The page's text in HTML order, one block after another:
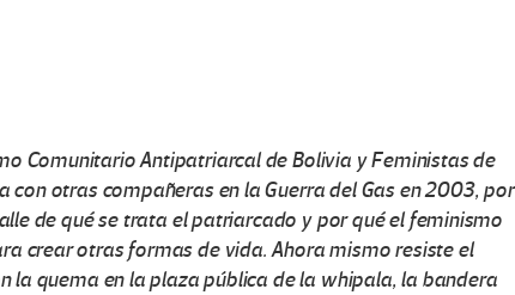
Comunitario Antipatriarcal de Bolivia y Feministas de
con otras compañeras en la Guerra del Gas en 2003, por
de qué se trata el patriarcado y por qué el feminismo
crear otras formas de vida. Ahora mismo resiste el
la quema en la plaza pública de la whipala, la bandera